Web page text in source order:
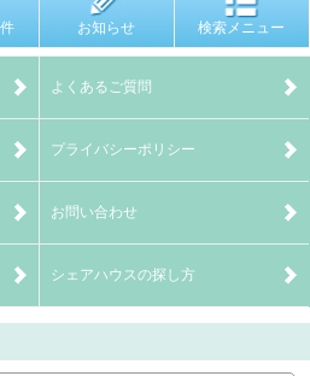
お知らせ 検索メニュー
よくあるご質問
プライバシーポリシー
お問い合わせ
シェアハウスの探し方